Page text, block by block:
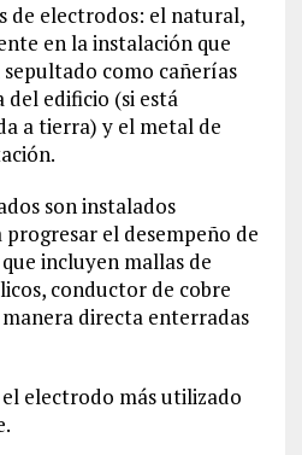
de electrodos: el natural,
en la instalación que
como cañerías
del edificio (si está
a tierra) y el metal de
son instalados
el desempeño de
incluyen mallas de
conductor de cobre
directa enterradas
electrodo más utilizado